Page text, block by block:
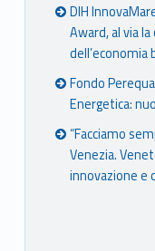
DIH
Award, al via
dell’economia
Fondo
Energetica:
“Facciamo
Venezia.
innovazione e